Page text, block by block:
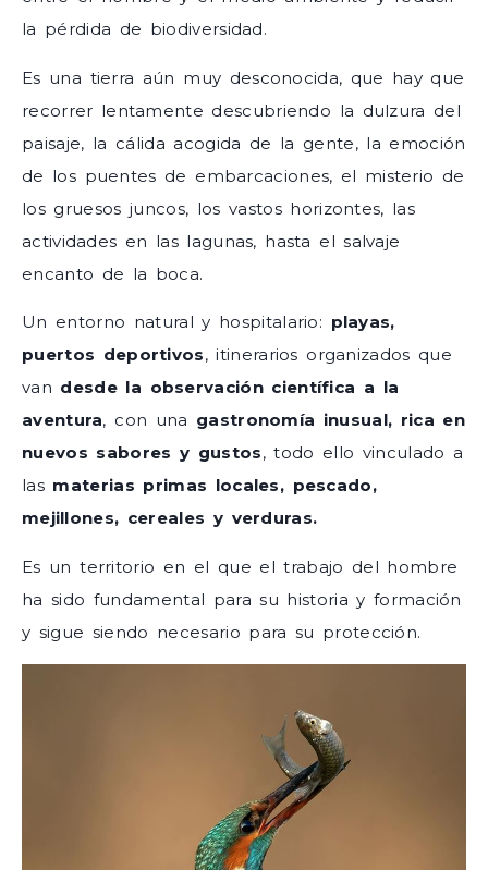
la pérdida de biodiversidad.
Es una tierra aún muy desconocida, que hay que
recorrer lentamente descubriendo la dulzura del
paisaje, la cálida acogida de la gente, la emoción
de los puentes de embarcaciones, el misterio de
los gruesos juncos, los vastos horizontes, las
actividades en las lagunas, hasta el salvaje
encanto de la boca.
Un entorno natural y hospitalario: playas,
puertos deportivos, itinerarios organizados que
van desde la observación científica a la
aventura, con una gastronomía inusual, rica en
nuevos sabores y gustos, todo ello vinculado a
las materias primas locales, pescado,
mejillones, cereales y verduras.
Es un territorio en el que el trabajo del hombre
ha sido fundamental para su historia y formación
y sigue siendo necesario para su protección.